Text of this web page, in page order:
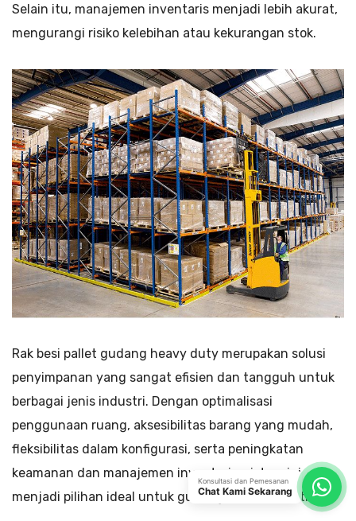
Selain itu, manajemen inventaris menjadi lebih akurat,
mengurangi risiko kelebihan atau kekurangan stok.
Rak besi pallet gudang heavy duty merupakan solusi
penyimpanan yang sangat efisien dan tangguh untuk
berbagai jenis industri. Dengan optimalisasi
penggunaan ruang, aksesibilitas barang yang mudah,
fleksibilitas dalam konfigurasi, serta peningkatan
keamanan dan manajemen inventaris, sistem ini
menjadi pilihan ideal untuk gudang pabrik industri.
Konsultasi dan Pemesanan
Chat Kami Sekarang